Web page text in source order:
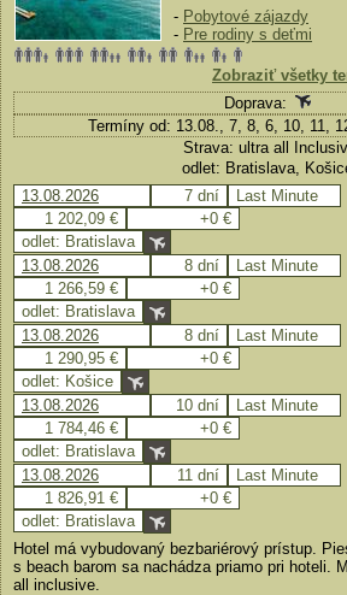
- Pobytové zájazdy
- Pre rodiny s deťmi
Zobraziť všetky
Doprava:
Termíny od: 13.08., 7, 8, 6, 10, 11,
Strava: ultra all
odlet: Bratislava,
13.08.2026
7 dní
Last Minute
1 202,09 €
+0 €
odlet: Bratislava
13.08.2026
8 dní
Last Minute
1 266,59 €
+0 €
odlet: Bratislava
13.08.2026
8 dní
Last Minute
1 290,95 €
+0 €
odlet: Košice
13.08.2026
10 dní
Last Minute
1 784,46 €
+0 €
odlet: Bratislava
13.08.2026
11 dní
Last Minute
1 826,91 €
+0 €
odlet: Bratislava
Hotel má vybudovaný bezbariérový prístup.
s beach barom sa nachádza priamo pri hoteli.
all inclusive.